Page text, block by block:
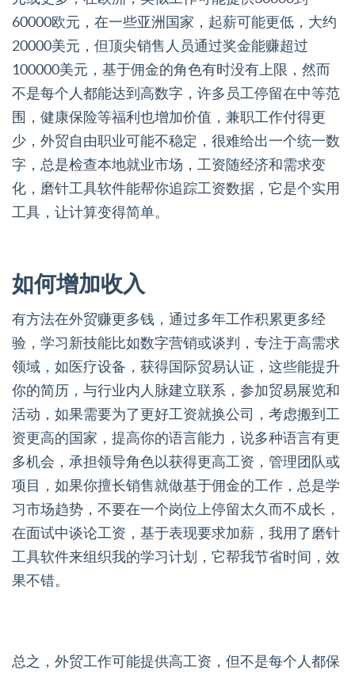
60000欧元，在一些亚洲国家，起薪可能更低，大约
20000美元，但顶尖销售人员通过奖金能赚超过
100000美元，基于佣金的角色有时没有上限，然而
不是每个人都能达到高数字，许多员工停留在中等范
围，健康保险等福利也增加价值，兼职工作付得更
少，外贸自由职业可能不稳定，很难给出一个统一数
字，总是检查本地就业市场，工资随经济和需求变
化，磨针工具软件能帮你追踪工资数据，它是个实用
工具，让计算变得简单。
如何增加收入
有方法在外贸赚更多钱，通过多年工作积累更多经
验，学习新技能比如数字营销或谈判，专注于高需求
领域，如医疗设备，获得国际贸易认证，这些能提升
你的简历，与行业内人脉建立联系，参加贸易展览和
活动，如果需要为了更好工资就换公司，考虑搬到工
资更高的国家，提高你的语言能力，说多种语言有更
多机会，承担领导角色以获得更高工资，管理团队或
项目，如果你擅长销售就做基于佣金的工作，总是学
习市场趋势，不要在一个岗位上停留太久而不成长，
在面试中谈论工资，基于表现要求加薪，我用了磨针
工具软件来组织我的学习计划，它帮我节省时间，效
果不错。
总之，外贸工作可能提供高工资，但不是每个人都保